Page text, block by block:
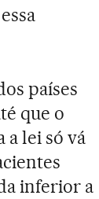
países
que o
a lei só vá
inferior a